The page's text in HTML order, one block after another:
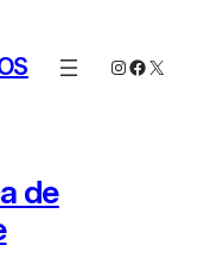
Instagram
X
de